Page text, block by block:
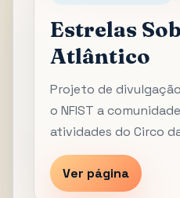
Estrelas
Atlântico
Projeto de
o NFIST a
atividades do Circo
Ver página